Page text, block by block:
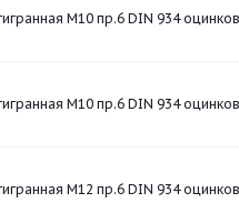
М10 пр.6 DIN 934
М10 пр.6 DIN 934
М12 пр.6 DIN 934